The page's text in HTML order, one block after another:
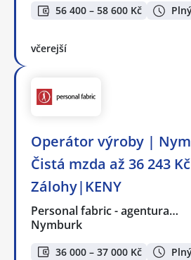
56 400 – 58 600 Kč
včerejší
Operátor výroby |
Čistá mzda až 36 243
Zálohy|KENY
Personal fabric - agentura…
Nymburk
36 000 – 37 000 Kč